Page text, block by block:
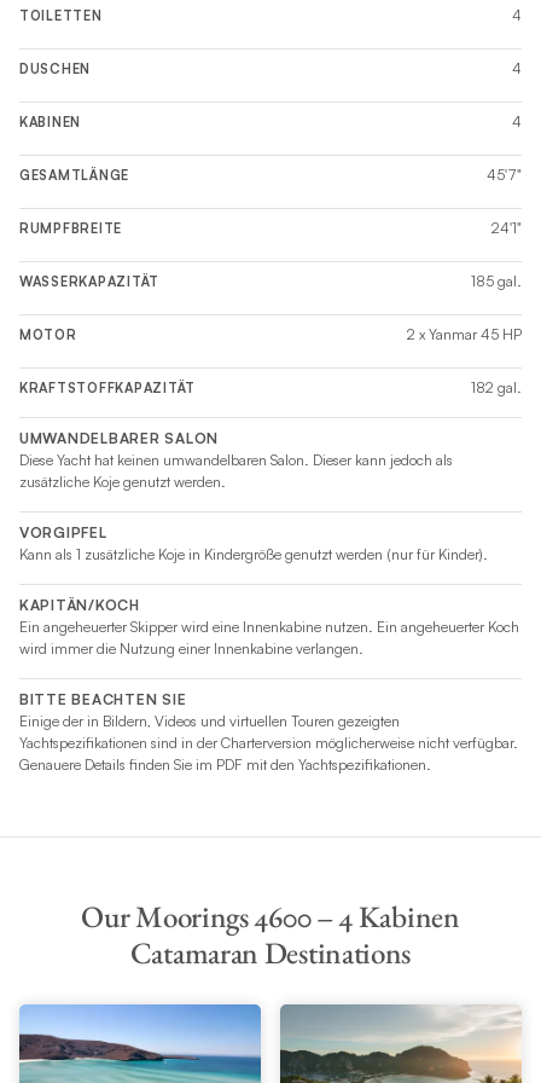
TOILETTEN 4
DUSCHEN 4
KABINEN 4
GESAMTLÄNGE 45'7"
RUMPFBREITE 24'1"
WASSERKAPAZITÄT 185 gal.
MOTOR 2 x Yanmar 45 HP
KRAFTSTOFFKAPAZITÄT 182 gal.
UMWANDELBARER SALON
Diese Yacht hat keinen umwandelbaren Salon. Dieser kann jedoch als
zusätzliche Koje genutzt werden.
VORGIPFEL
Kann als 1 zusätzliche Koje in Kindergröße genutzt werden (nur für Kinder).
KAPITÄN/KOCH
Ein angeheuerter Skipper wird eine Innenkabine nutzen. Ein angeheuerter Koch
wird immer die Nutzung einer Innenkabine verlangen.
BITTE BEACHTEN SIE
Einige der in Bildern, Videos und virtuellen Touren gezeigten
Yachtspezifikationen sind in der Charterversion möglicherweise nicht verfügbar.
Genauere Details finden Sie im PDF mit den Yachtspezifikationen.
Our Moorings 4600 – 4 Kabinen
Catamaran Destinations